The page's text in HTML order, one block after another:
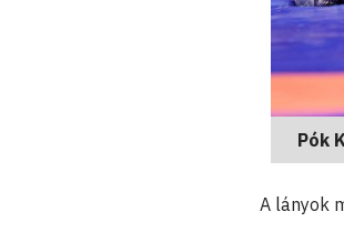
Pók
A lányok